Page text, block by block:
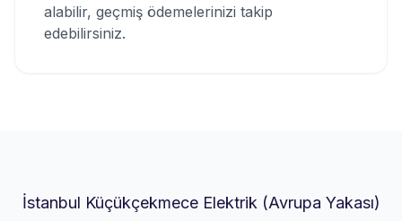
alabilir, geçmiş ödemelerinizi takip
edebilirsiniz.
İstanbul Küçükçekmece Elektrik (Avrupa Yakası)